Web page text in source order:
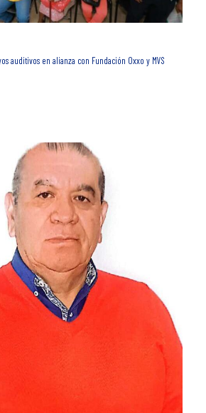
auditivos en alianza con Fundación Oxxo y MVS